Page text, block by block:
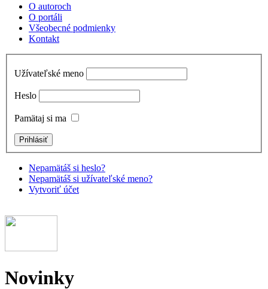
O autoroch
O portáli
Všeobecné podmienky
Kontakt
Užívateľské meno
Heslo
Pamätaj si ma
Nepamätáš si heslo?
Nepamätáš si užívateľské meno?
Vytvoriť účet
Novinky